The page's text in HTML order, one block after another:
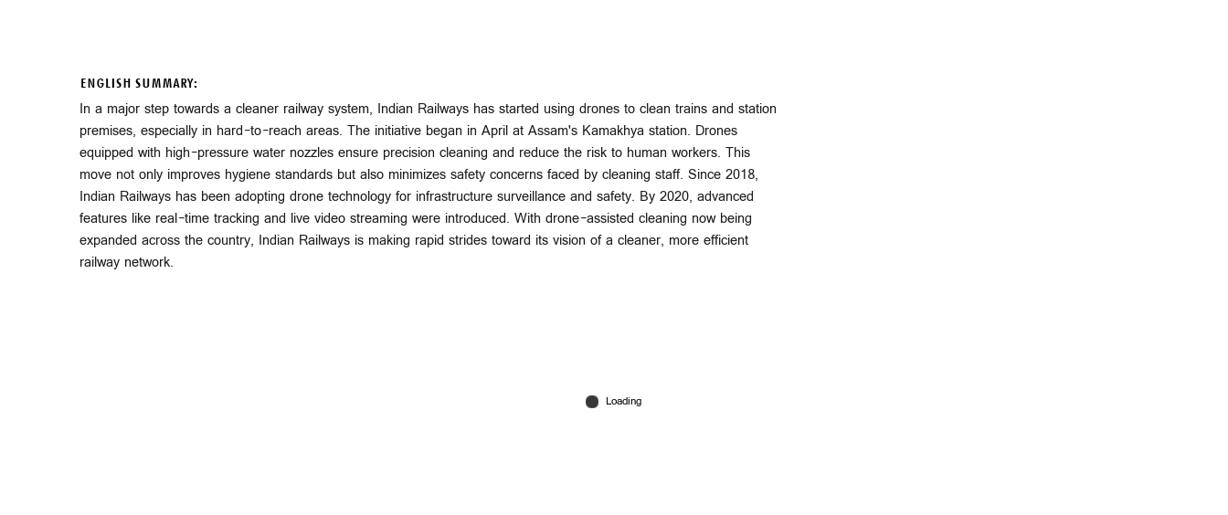
ENGLISH SUMMARY:
In a major step towards a cleaner railway system, Indian Railways has started using drones to clean trains and station
premises, especially in hard-to-reach areas. The initiative began in April at Assam's Kamakhya station. Drones
equipped with high-pressure water nozzles ensure precision cleaning and reduce the risk to human workers. This
move not only improves hygiene standards but also minimizes safety concerns faced by cleaning staff. Since 2018,
Indian Railways has been adopting drone technology for infrastructure surveillance and safety. By 2020, advanced
features like real-time tracking and live video streaming were introduced. With drone-assisted cleaning now being
expanded across the country, Indian Railways is making rapid strides toward its vision of a cleaner, more efficient
railway network.